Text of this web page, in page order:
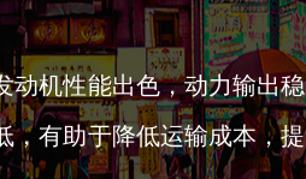
动机性能出色，动力输出稳
，有助于降低运输成本，提